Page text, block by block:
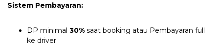
Sistem Pembayaran:
DP minimal 30% saat booking atau Pembayaran full
ke driver